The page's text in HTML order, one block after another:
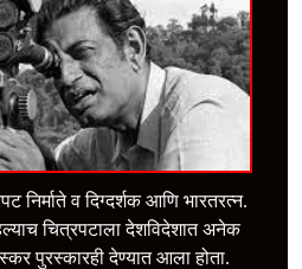
निर्माते व दिग्दर्शक आणि भारतरत्‍न.
चित्रपटाला देशविदेशात अनेक
पुरस्कारही देण्यात आला होता.